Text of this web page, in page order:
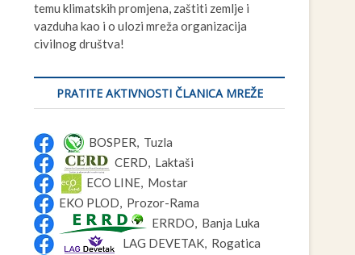
temu klimatskih promjena, zaštiti zemlje i
vazduha kao i o ulozi mreža organizacija
civilnog društva!
PRATITE AKTIVNOSTI ČLANICA MREŽE
BOSPER, Tuzla
CERD, Laktaši
ECO LINE, Mostar
EKO PLOD, Prozor-Rama
ERRDO, Banja Luka
LAG DEVETAK, Rogatica